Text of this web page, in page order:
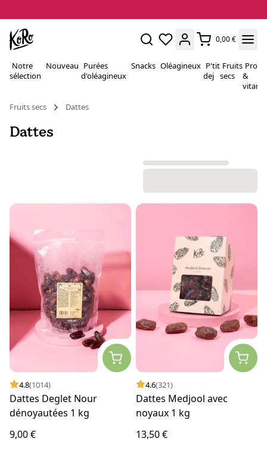
0,00 €
Notre
sélection
Nouveau Purées
d'oléagineux
Snacks Oléagineux P'tit
dej
Fruits
secs
&
Fruits secs
Dattes
Dattes
4.8(1014)
Dattes Deglet Nour
dénoyautées 1 kg
9,00 €
4.6(321)
Dattes Medjool avec
noyaux 1 kg
13,50 €